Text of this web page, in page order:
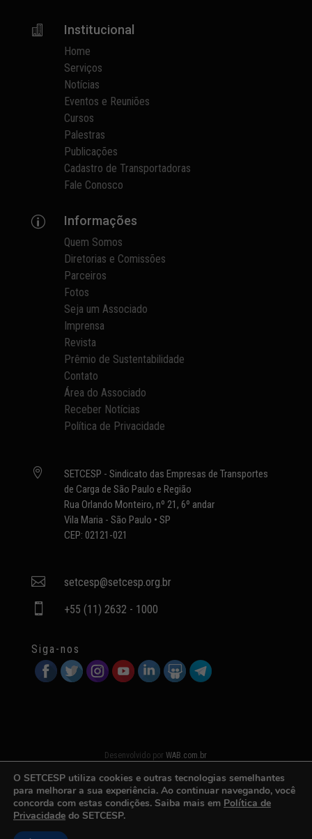
 Institucional
Home
Serviços
Notícias
Eventos e Reuniões
Cursos
Palestras
Publicações
Cadastro de Transportadoras
Fale Conosco
p Informações
Quem Somos
Diretorias e Comissões
Parceiros
Fotos
Seja um Associado
Imprensa
Revista
Prêmio de Sustentabilidade
Contato
Área do Associado
Receber Notícias
Política de Privacidade

SETCESP - Sindicato das Empresas de Transportes
de Carga de São Paulo e Região
Rua Orlando Monteiro, nº 21, 6º andar
Vila Maria - São Paulo • SP
CEP: 02121-021
 setcesp@setcesp.org.br
 +55 (11) 2632 - 1000
Siga-nos
Desenvolvido porWAB.com.br
O SETCESP utiliza cookies e outras tecnologias semelhantes
para melhorar a sua experiência. Ao continuar navegando, você
concorda com estas condições. Saiba mais em Política de
Privacidade do SETCESP.